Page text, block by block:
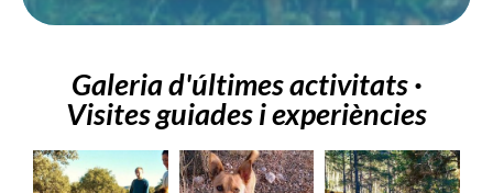
Galeria d'últimes activitats ·
Visites guiades i experiències